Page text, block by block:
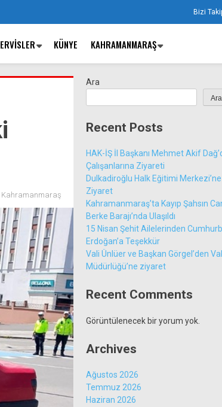
Bizi
KÜNYE KAHRAMANMARAŞ
Kahramanmaraş
Ara
Ara
Recent Posts
HAK-İŞ İl Başkanı Mehmet Akif
Çalışanlarına Ziyareti
Dulkadiroğlu Halk Eğitimi
Ziyaret
Kahramanmaraş’ta Kayıp Şahsın
Berke Barajı’nda Ulaşıldı
15 Nisan Şehit Ailelerinden
Erdoğan’a Teşekkür
Vali Ünlüer ve Başkan Görgel’den
Müdürlüğü’ne ziyaret
Recent Comments
Görüntülenecek bir yorum yok.
Archives
Ağustos 2026
Temmuz 2026
Haziran 2026